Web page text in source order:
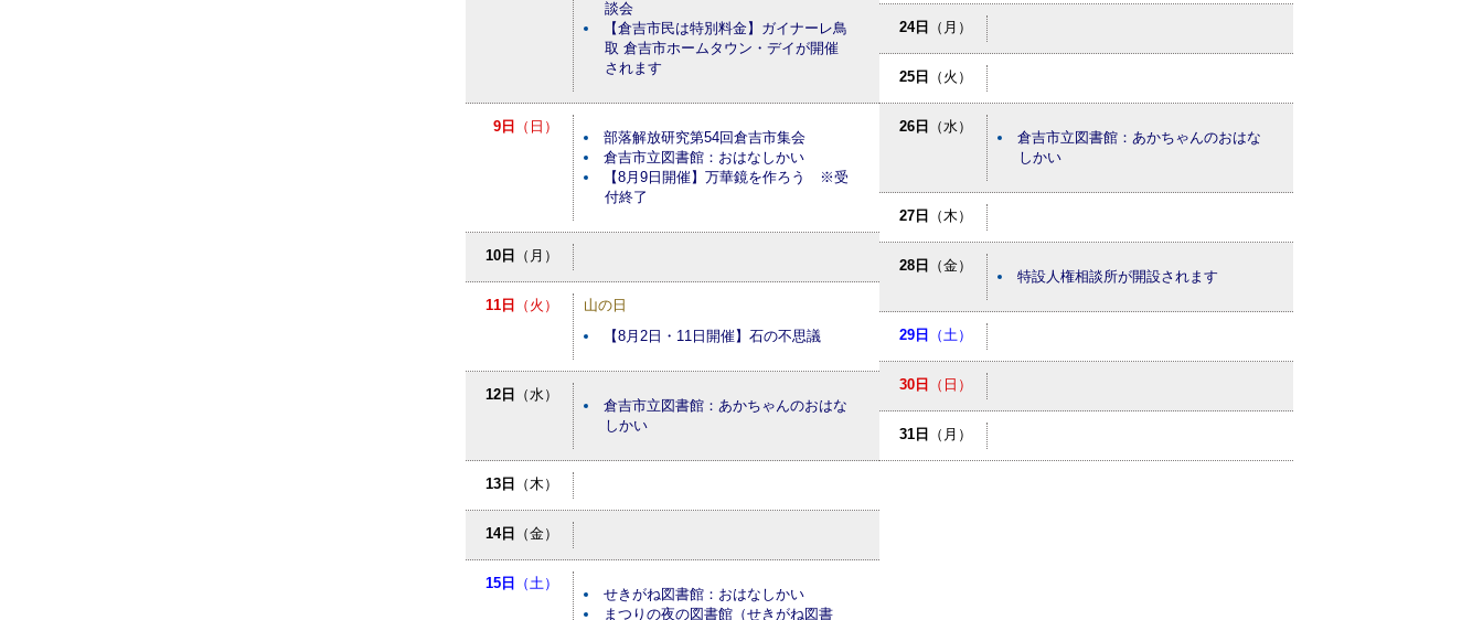
談会
【倉吉市民は特別料金】ガイナーレ鳥
取 倉吉市ホームタウン・デイが開催
されます
9日 （日）
部落解放研究第54回倉吉市集会
倉吉市立図書館：おはなしかい
【8月9日開催】万華鏡を作ろう ※受
付終了
10日 （月）
11日 （火）
山の日
【8月2日・11日開催】石の不思議
12日 （水）
倉吉市立図書館：あかちゃんのおはな
しかい
13日 （木）
14日 （金）
15日 （土）
せきがね図書館：おはなしかい
まつりの夜の図書館（せきがね図書
24日 （月）
25日 （火）
26日 （水）
倉吉市立図書館：あかちゃんのおはな
しかい
27日 （木）
28日 （金）
特設人権相談所が開設されます
29日 （土）
30日 （日）
31日 （月）